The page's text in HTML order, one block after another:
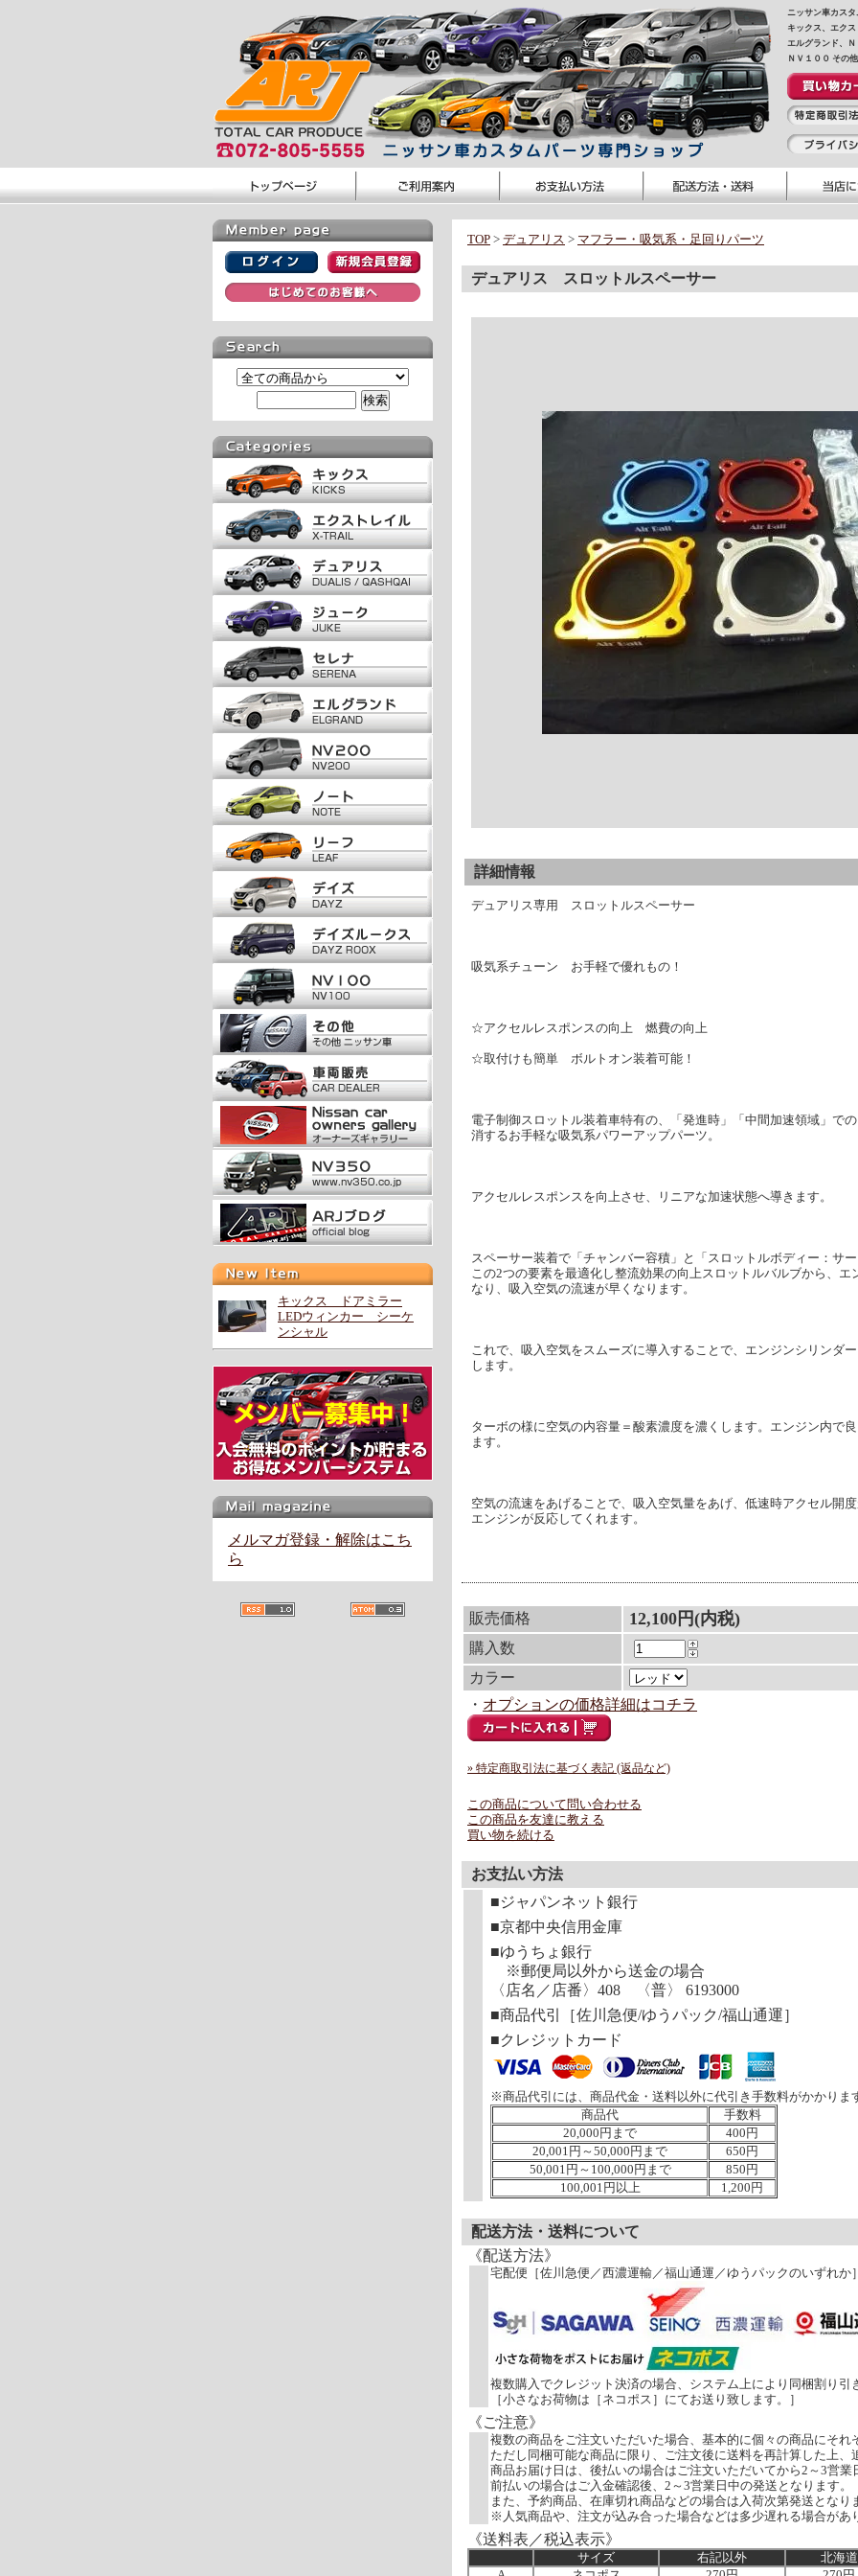
ニッサン車カス
キックス、エク
エルグランド、
ＮＶ１００ その
キックス ドアミラー
LEDウィンカー シーケ
ンシャル
メルマガ登録・解除はこち
ら
TOP > デュアリス > マフラー・吸気系・足回りパーツ
デュアリス スロットルスペーサー
詳細情報
デュアリス専用 スロットルスペーサー
吸気系チューン お手軽で優れもの！
☆アクセルレスポンスの向上 燃費の向上
☆取付けも簡単 ボルトオン装着可能！
電子制御スロットル装着車特有の、「発進時」「中間加速領域」で
消するお手軽な吸気系パワーアップパーツ。
アクセルレスポンスを向上させ、リニアな加速状態へ導きます。
スペーサー装着で「チャンバー容積」と「スロットルボディー：サ
この2つの要素を最適化し整流効果の向上スロットルバルブから、
なり、吸入空気の流速が早くなります。
これで、吸入空気をスムーズに導入することで、エンジンシリンダ
します。
ターボの様に空気の内容量＝酸素濃度を濃くします。エンジン内で
ます。
空気の流速をあげることで、吸入空気量をあげ、低速時アクセル開
エンジンが反応してくれます。
販売価格 12,100円(内税)
購入数
カラー
・ オプションの価格詳細はコチラ
» 特定商取引法に基づく表記 (返品など)
この商品について問い合わせる
この商品を友達に教える
買い物を続ける
お支払い方法
■ジャパンネット銀行
■京都中央信用金庫
■ゆうちょ銀行
※郵便局以外から送金の場合
〈店名／店番〉408 〈普〉 6193000
■商品代引［佐川急便/ゆうパック/福山通運］
■クレジットカード
※商品代引には、商品代金・送料以外に代引き手数料がかかりま
商品代
手数料
20,000円まで
400円
20,001円～50,000円まで
650円
50,001円～100,000円まで
850円
100,001円以上
1,200円
配送方法・送料について
《配送方法》
宅配便［佐川急便／西濃運輸／福山通運／ゆうパックのいずれか
複数購入でクレジット決済の場合、システム上により同梱割り
［小さなお荷物は［ネコポス］にてお送り致します。］
《ご注意》
複数の商品をご注文いただいた場合、基本的に個々の商品にそれ
ただし同梱可能な商品に限り、ご注文後に送料を再計算した上、
商品お届け日は、後払いの場合はご注文いただいてから2～3営業
前払いの場合はご入金確認後、2～3営業日中の発送となります。
また、予約商品、在庫切れ商品などの場合は入荷次第発送となり
※人気商品や、注文が込み合った場合などは多少遅れる場合があ
《送料表／税込表示》
サイズ 右記以外
北海道